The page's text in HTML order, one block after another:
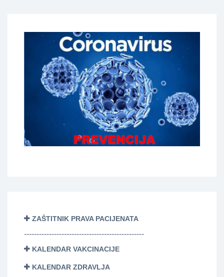
ZAŠTITNIK PRAVA PACIJENATA
------------------------------------------------
KALENDAR VAKCINACIJE
KALENDAR ZDRAVLJA